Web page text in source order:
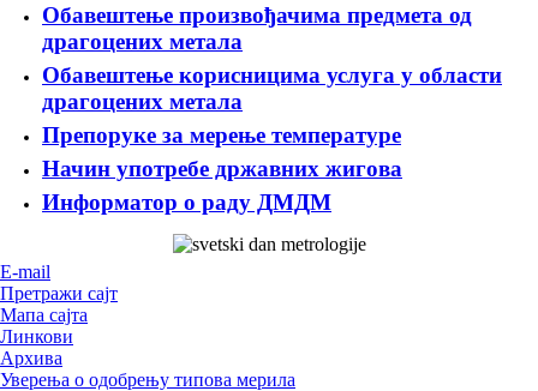
Обавештење произвођачима предмета од
драгоцених метала
Обавештење корисницима услуга у области
драгоцених метала
Препоруке за мерење температуре
Начин употребе државних жигова
Информатор о раду ДМДМ
Е-mail
Претражи сајт
Мапа сајта
Линкови
Архива
Уверења о одобрењу типова мерила